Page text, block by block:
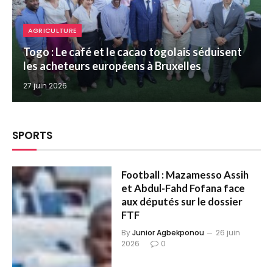
AGRICULTURE
Togo : Le café et le cacao togolais séduisent
les acheteurs européens à Bruxelles
27 juin 2026
SPORTS
Football : Mazamesso Assih
et Abdul-Fahd Fofana face
aux députés sur le dossier
FTF
ByJunior Agbekponou
26 juin
2026
0